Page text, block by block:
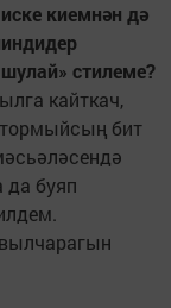
киемнән дә
стилеме?
кайткач,
бит
буяп